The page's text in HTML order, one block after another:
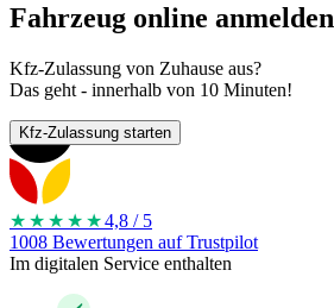
Fahrzeug online anmelden
Kfz-Zulassung von Zuhause aus?
Das geht - innerhalb von 10 Minuten!
Kfz-Zulassung starten
★★★★ ★4,8 / 5
1008 Bewertungen auf Trustpilot
Im digitalen Service enthalten